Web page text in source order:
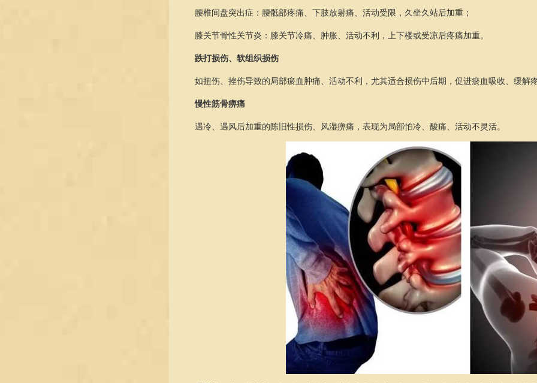
腰椎间盘突出症：腰骶部疼痛、下肢放射痛、活动受限，久坐久站后加重；
膝关节骨性关节炎：膝关节冷痛、肿胀、活动不利，上下楼或受凉后疼痛加重。
跌打损伤、软组织损伤
如扭伤、挫伤导致的局部瘀血肿痛、活动不利，尤其适合损伤中后期，促进瘀血吸收、缓解
慢性筋骨痹痛
遇冷、遇风后加重的陈旧性损伤、风湿痹痛，表现为局部怕冷、酸痛、活动不灵活。